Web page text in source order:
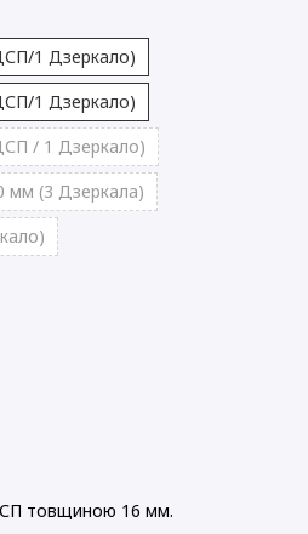
1 Дзеркало)
1 Дзеркало)
/ 1 Дзеркало)
мм (3 Дзеркала)
товщиною 16 мм.